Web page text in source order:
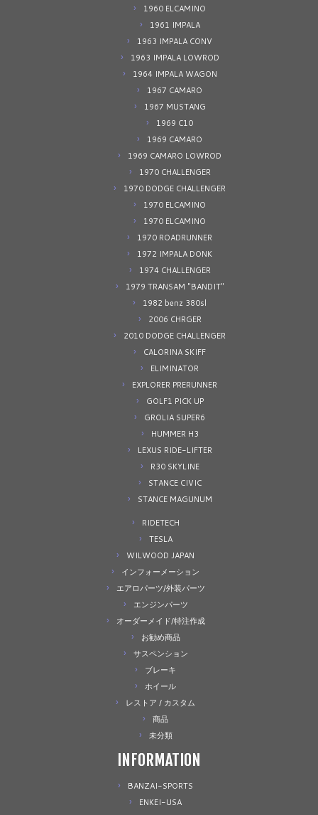
1960 ELCAMINO
1961 IMPALA
1963 IMPALA CONV
1963 IMPALA LOWROD
1964 IMPALA WAGON
1967 CAMARO
1967 MUSTANG
1969 C10
1969 CAMARO
1969 CAMARO LOWROD
1970 CHALLENGER
1970 DODGE CHALLENGER
1970 ELCAMINO
1970 ELCAMINO
1970 ROADRUNNER
1972 IMPALA DONK
1974 CHALLENGER
1979 TRANSAM "BANDIT"
1982 benz 380sl
2006 CHRGER
2010 DODGE CHALLENGER
CALORINA SKIFF
ELIMINATOR
EXPLORER PRERUNNER
GOLF1 PICK UP
GROLIA SUPER6
HUMMER H3
LEXUS RIDE-LIFTER
R30 SKYLINE
STANCE CIVIC
STANCE MAGUNUM
RIDETECH
TESLA
WILWOOD JAPAN
インフォーメーション
エアロパーツ/外装パーツ
エンジンパーツ
オーダーメイド/特注作成
お勧め商品
サスペンション
ブレーキ
ホイール
レストア / カスタム
商品
未分類
INFORMATION
BANZAI-SPORTS
ENKEI-USA